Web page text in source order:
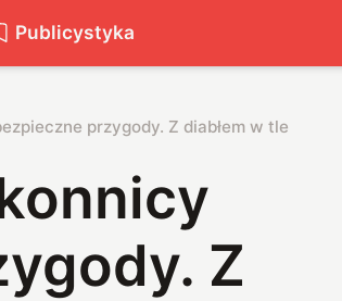
Publicystyka
przygody. Z diabłem w tle
Z